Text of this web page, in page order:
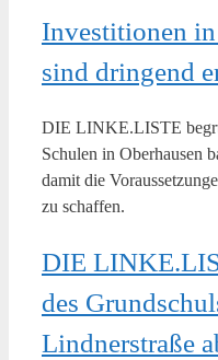
Investitionen
sind dringend
DIE LINKE.LISTE
Schulen in Oberhausen
damit die
zu schaffen.
DIE
des
Lindnerstraße